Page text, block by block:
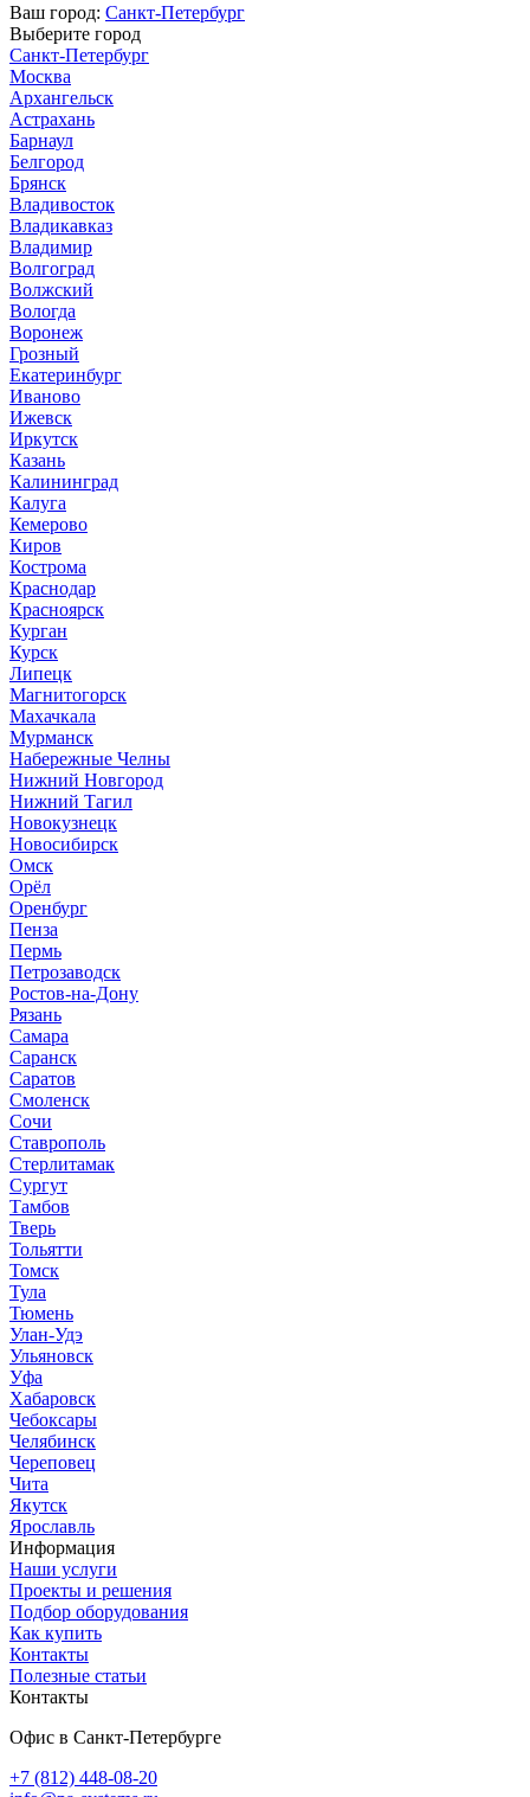
Ваш город: Санкт-Петербург
Выберите город
Санкт-Петербург
Москва
Архангельск
Астрахань
Барнаул
Белгород
Брянск
Владивосток
Владикавказ
Владимир
Волгоград
Волжский
Вологда
Воронеж
Грозный
Екатеринбург
Иваново
Ижевск
Иркутск
Казань
Калининград
Калуга
Кемерово
Киров
Кострома
Краснодар
Красноярск
Курган
Курск
Липецк
Магнитогорск
Махачкала
Мурманск
Набережные Челны
Нижний Новгород
Нижний Тагил
Новокузнецк
Новосибирск
Омск
Орёл
Оренбург
Пенза
Пермь
Петрозаводск
Ростов-на-Дону
Рязань
Самара
Саранск
Саратов
Смоленск
Сочи
Ставрополь
Стерлитамак
Сургут
Тамбов
Тверь
Тольятти
Томск
Тула
Тюмень
Улан-Удэ
Ульяновск
Уфа
Хабаровск
Чебоксары
Челябинск
Череповец
Чита
Якутск
Ярославль
Информация
Наши услуги
Проекты и решения
Подбор оборудования
Как купить
Контакты
Полезные статьи
Контакты
Офис в Санкт-Петербурге
+7 (812) 448-08-20